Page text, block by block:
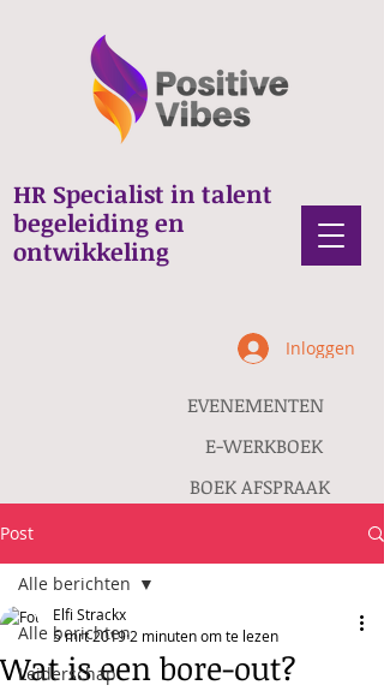
HR Specialist in talent
begeleiding en
ontwikkeling
BOEK AFSPRAAK
E-WERKBOEK
Inloggen
EVENEMENTEN
Post
Alle berichten
Leiderschap
Alle berichten
Wat is een bore-out?
Elfi Strackx
5 mrt 2019 2 minuten om te lezen